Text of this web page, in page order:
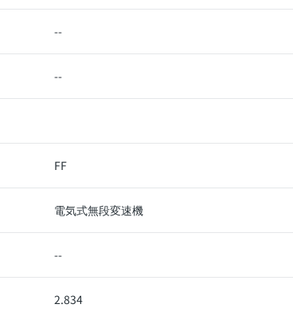
--
--
FF
電気式無段変速機
--
2.834